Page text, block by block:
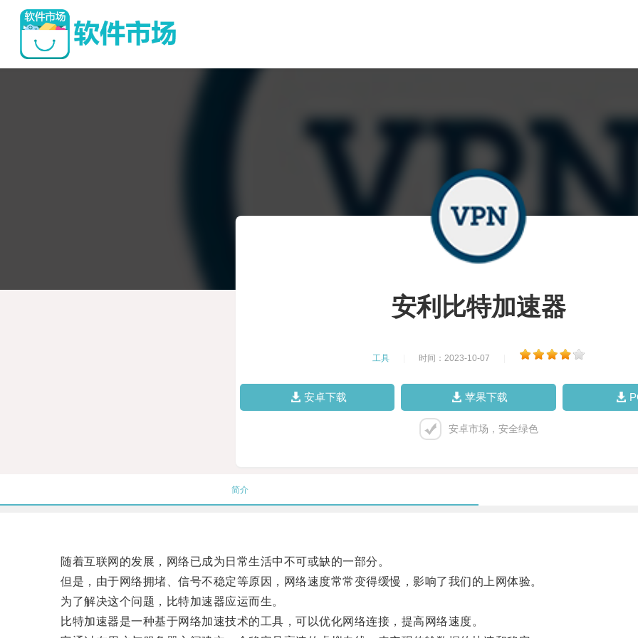
安利比特加速器
工具 时间：2023-10-07
安卓下载 苹果下载
安卓市场，安全绿色
简介
随着互联网的发展，网络已成为日常生活中不可或缺的一部分。
但是，由于网络拥堵、信号不稳定等原因，网络速度常常变得缓慢，影响了我们的上网体验。
为了解决这个问题，比特加速器应运而生。
比特加速器是一种基于网络加速技术的工具，可以优化网络连接，提高网络速度。